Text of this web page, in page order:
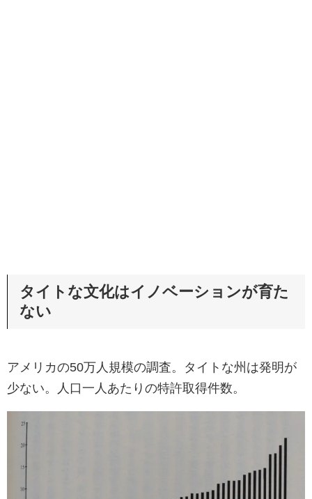
タイトな文化はイノベーションが育た
ない
アメリカの50万人規模の調査。タイトな州は発明が
少ない。人口一人あたりの特許取得件数。